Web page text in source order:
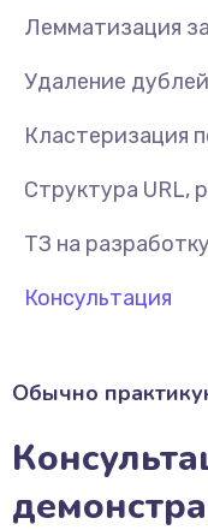
Лемматизация
Удаление
Кластеризация
Структура URL,
ТЗ на разработку
Консультация
Обычно